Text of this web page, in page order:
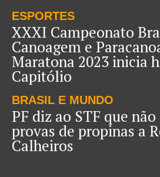
ESPORTES
XXXI Campeonato
Canoagem e
Maratona 2023 inicia
Capitólio
BRASIL E MUNDO
PF diz ao STF que
provas de propinas a
Calheiros